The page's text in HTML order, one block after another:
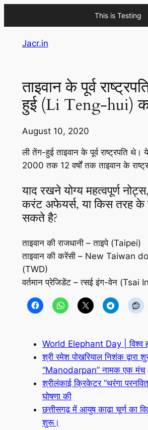
This is Testing
Jacr.in
ताइवान के पूर्व
हुई (Li Teng-hui)
August 10, 2020
ली तेंग-हुई ताइवान के पूर्व राष्ट्रपति थे।
2000 तक 12 वर्षों तक ताइवान के
याद रखने योग्य महत्वपूर्ण
करंट अफेयर्स, या किस तरह के
सकते है?
ताइवान की राजधानी – ताइपे (Taipei)
ताइवान की करेंसी – New Taiwan
(TWD)
वर्तमान प्रेजिडेंट – त्सई इंग-वेन (Tsai
World Elephant Day | विश्व
श्री रमेश पोखरियाल निशंक द्वारा
“Manodarpan” नामक एक मंच
श्रीलंकाई क्रिकेटर “थरंगा
घोषणा की
छत्तीसगढ़ में आयुष काढ़ा चूर्ण का
शुरू।